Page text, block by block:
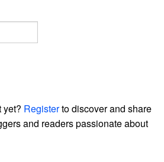
yet? Registerto discover and share
and readers passionate about